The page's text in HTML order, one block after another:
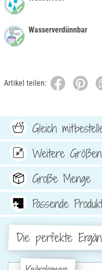
Wasserverdünnbar
Artikel teilen:
Gleich
Weitere
Große Menge
Passende
Die perfekte